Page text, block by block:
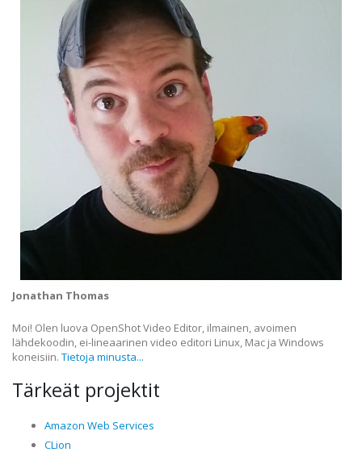
Jonathan Thomas
Moi! Olen luova OpenShot Video Editor, ilmainen, avoimen
lähdekoodin, ei-lineaarinen video editori Linux, Mac ja Windows
koneisiin. Tietoja minusta...
Tärkeät projektit
Amazon Web Services
CLion